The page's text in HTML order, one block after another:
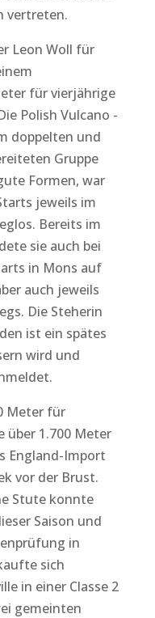
vertreten.
Leon Woll für
für vierjährige
Polish Vulcano -
doppelten und
Gruppe
Formen, war
jeweils im
Bereits im
sie auch bei
in Mons auf
auch jeweils
Die Steherin
ist ein spätes
wird und
Meter für
über 1.700 Meter
England-Import
vor der Brust.
Stute konnte
Saison und
in
sich
in einer Classe 2
gemeinten